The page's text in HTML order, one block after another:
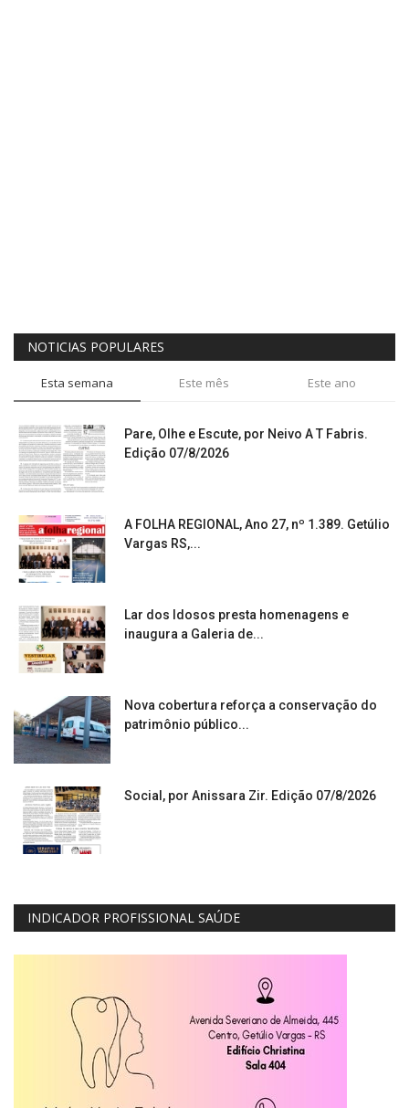
NOTICIAS POPULARES
Esta semana Este mês Este ano
Pare, Olhe e Escute, por Neivo A T Fabris.
Edição 07/8/2026
A FOLHA REGIONAL, Ano 27, nº 1.389. Getúlio
Vargas RS,...
Lar dos Idosos presta homenagens e
inaugura a Galeria de...
Nova cobertura reforça a conservação do
patrimônio público...
Social, por Anissara Zir. Edição 07/8/2026
INDICADOR PROFISSIONAL SAÚDE